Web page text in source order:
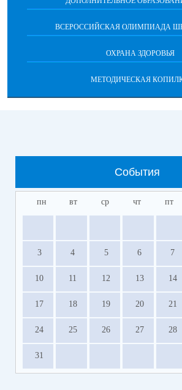
ВСЕРОССИЙСКАЯ ОЛИМПИАДА
ОХРАНА ЗДОРОВЬЯ
МЕТОДИЧЕСКАЯ
События
пн вт ср чт пт
3 4 5 6 7
10 11 12 13 14
17 18 19 20 21
24 25 26 27 28
31